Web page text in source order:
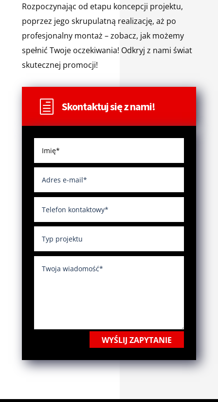
Rozpoczynając od etapu koncepcji projektu,
poprzez jego skrupulatną realizację, aż po
profesjonalny montaż – zobacz, jak możemy
spełnić Twoje oczekiwania! Odkryj z nami świat
skutecznej promocji!
h Skontaktuj się z nami!
WYŚLIJ ZAPYTANIE